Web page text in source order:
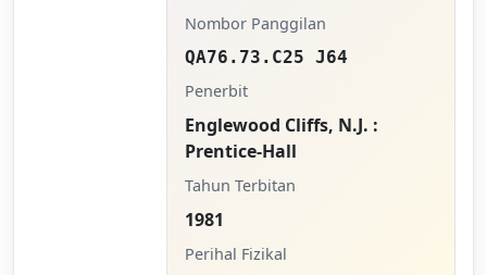
Nombor Panggilan
QA76.73.C25 J64
Penerbit
Englewood Cliffs, N.J. :
Prentice-Hall
Tahun Terbitan
1981
Perihal Fizikal